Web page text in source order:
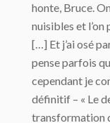
honte, Bruce.
nuisibles et
[…] Et j’ai osé
pense parfois
cependant je
définitif – « Le
transformation